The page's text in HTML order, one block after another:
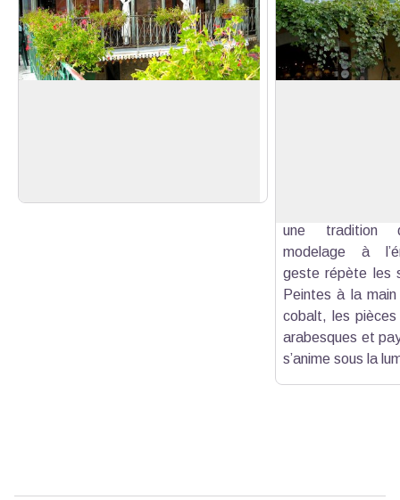
une tradition
modelage à
geste répète les
Peintes à la
cobalt, les
arabesques et
s’anime sous la